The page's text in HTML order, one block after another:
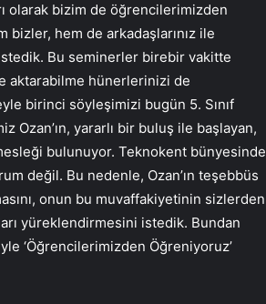
olarak bizim de öğrencilerimizden
hem de arkadaşlarınız ile
Bu seminerler birebir vakitte
aktarabilme hünerlerinizi de
birinci söyleşimizi bugün 5. Sınıf
Ozan’ın, yararlı bir buluş ile başlayan,
bulunuyor. Teknokent bünyesinde
değil. Bu nedenle, Ozan’ın teşebbüs
onun bu muvaffakiyetinin sizlerden
yüreklendirmesini istedik. Bundan
‘Öğrencilerimizden Öğreniyoruz’